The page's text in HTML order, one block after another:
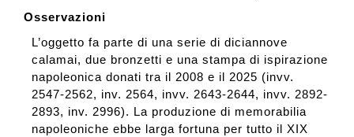
Osservazioni
L’oggetto fa parte di una serie di diciannove
calamai, due bronzetti e una stampa di ispirazione
napoleonica donati tra il 2008 e il 2025 (invv.
2547-2562, inv. 2564, invv. 2643-2644, invv. 2892-
2893, inv. 2996). La produzione di memorabilia
napoleoniche ebbe larga fortuna per tutto il XIX